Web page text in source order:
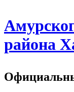
района